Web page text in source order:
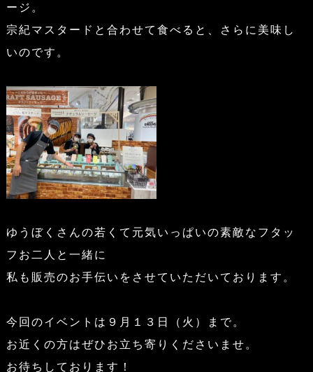
ージ。
宗紀マスタードと合わせて食べると、さらに美味し
いのです。
ゆうぼくさんの若くて元気いっぱいの素敵なフタッ
フお二人と一緒に
私も販売のお手伝いをさせていただいております。
今回のイベントは９月１３日（火）まで。
お近くの方はぜひお立ち寄りくださいませ。
お待ちしております！